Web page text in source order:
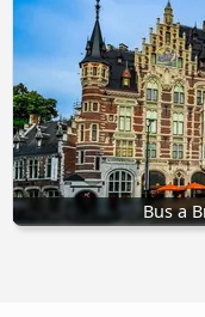
Bus a